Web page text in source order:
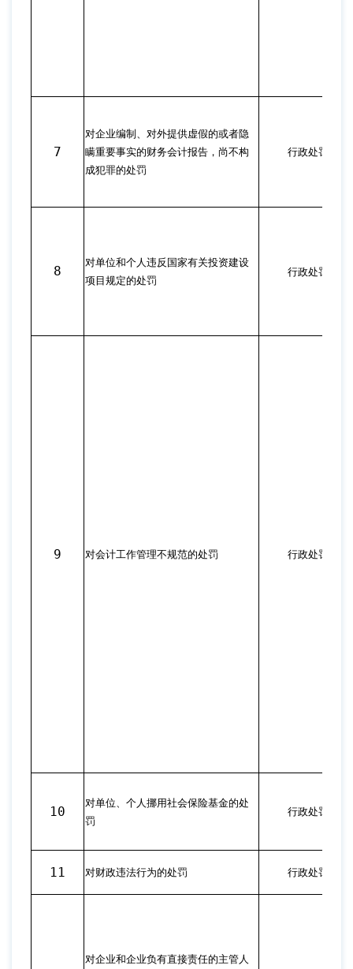
7
对企业编制、对外提供虚假的或者隐
瞒重要事实的财务会计报告，尚不构
成犯罪的处罚
行政处罚
8
对单位和个人违反国家有关投资建设
项目规定的处罚
行政处罚
9 对会计工作管理不规范的处罚 行政处罚
10
对单位、个人挪用社会保险基金的处
罚
行政处罚
11 对财政违法行为的处罚 行政处罚
对企业和企业负有直接责任的主管人